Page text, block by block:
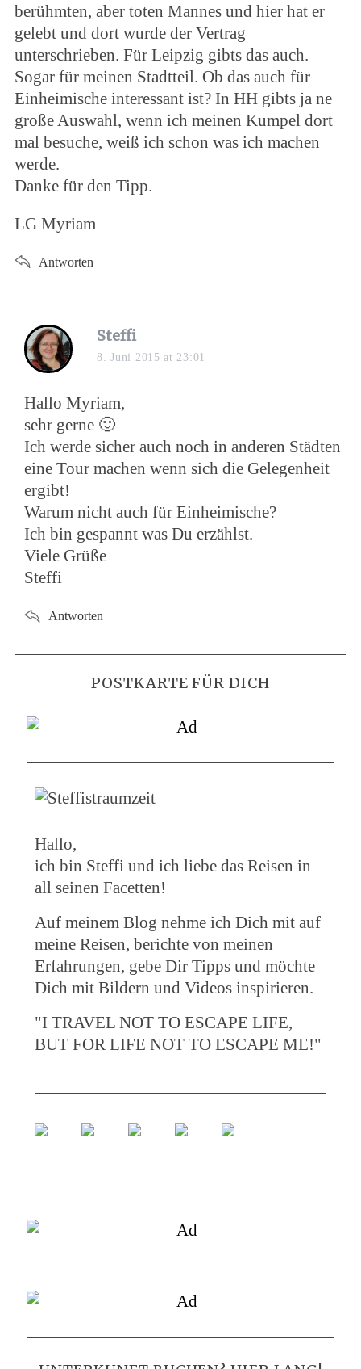
berühmten, aber toten Mannes und hier hat er
gelebt und dort wurde der Vertrag
unterschrieben. Für Leipzig gibts das auch.
Sogar für meinen Stadtteil. Ob das auch für
Einheimische interessant ist? In HH gibts ja ne
große Auswahl, wenn ich meinen Kumpel dort
mal besuche, weiß ich schon was ich machen
werde.
Danke für den Tipp.
LG Myriam
Antworten
s
a
s
:
Steffi
8. Juni 2015 at 23:01
Hallo Myriam,
sehr gerne 🙂
Ich werde sicher auch noch in anderen Städten
eine Tour machen wenn sich die Gelegenheit
ergibt!
Warum nicht auch für Einheimische?
Ich bin gespannt was Du erzählst.
Viele Grüße
Steffi
Antworten
POSTKARTE FÜR DICH
Hallo,
ich bin Steffi und ich liebe das Reisen in
all seinen Facetten!
Auf meinem Blog nehme ich Dich mit auf
meine Reisen, berichte von meinen
Erfahrungen, gebe Dir Tipps und möchte
Dich mit Bildern und Videos inspirieren.
"I TRAVEL NOT TO ESCAPE LIFE,
BUT FOR LIFE NOT TO ESCAPE ME!"